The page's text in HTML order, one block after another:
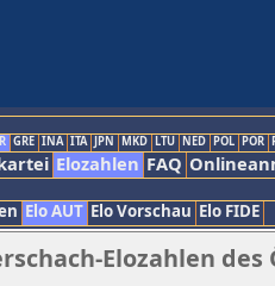
GRE INA ITA JPN MKD LTU NED POL POR
Elozahlen FAQ
Elo AUT Elo Vorschau Elo FIDE
Elozahlen des